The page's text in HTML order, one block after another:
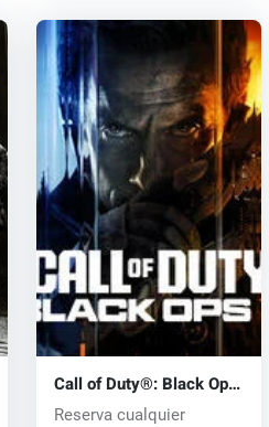
Call of Duty®: Black Ops
7 (PC) key
Reserva cualquier